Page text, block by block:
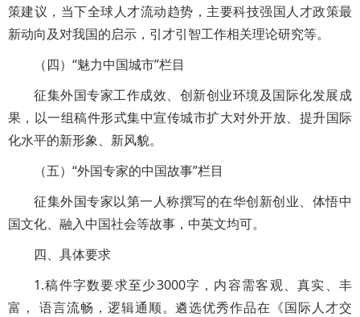
策建议，当下全球人才流动趋势，主要科技强国人才政策最
新动向及对我国的启示，引才引智工作相关理论研究等。
（四）“魅力中国城市”栏目
征集外国专家工作成效、创新创业环境及国际化发展成
果，以一组稿件形式集中宣传城市扩大对外开放、提升国际
化水平的新形象、新风貌。
（五）“外国专家的中国故事”栏目
征集外国专家以第一人称撰写的在华创新创业、体悟中
国文化、融入中国社会等故事，中英文均可。
四、具体要求
1.稿件字数要求至少3000字，内容需客观、真实、丰
富， 语言流畅，逻辑通顺。遴选优秀作品在《国际人才交